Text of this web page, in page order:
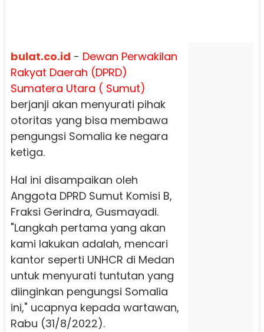
bulat.co.id - Dewan Perwakilan
Rakyat Daerah (DPRD)
Sumatera Utara ( Sumut)
berjanji akan menyurati pihak
otoritas yang bisa membawa
pengungsi Somalia ke negara
ketiga.
Hal ini disampaikan oleh
Anggota DPRD Sumut Komisi B,
Fraksi Gerindra, Gusmayadi.
"Langkah pertama yang akan
kami lakukan adalah, mencari
kantor seperti UNHCR di Medan
untuk menyurati tuntutan yang
diinginkan pengungsi Somalia
ini," ucapnya kepada wartawan,
Rabu (31/8/2022).